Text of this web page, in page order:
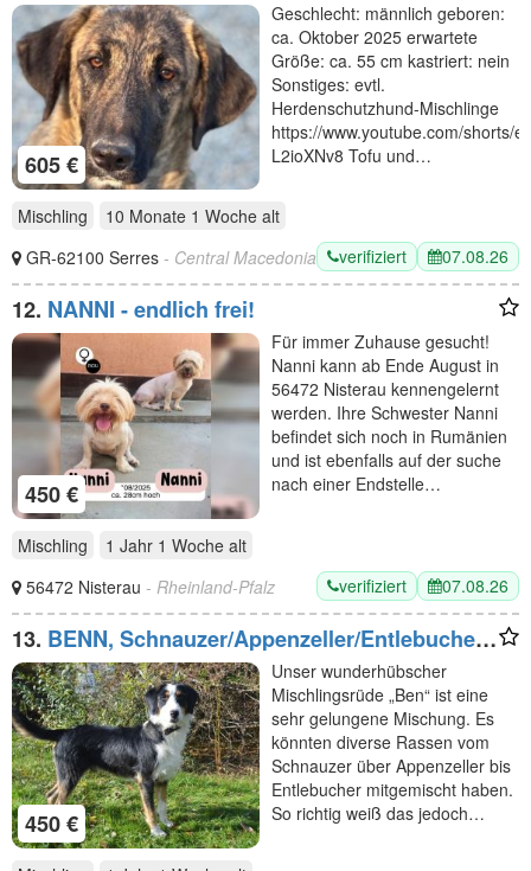
605 €
Geschlecht: männlich geboren:
ca. Oktober 2025 erwartete
Größe: ca. 55 cm kastriert: nein
Sonstiges: evtl.
Herdenschutzhund-Mischlinge
https://www.youtube.com/shorts/
L2ioXNv8 Tofu und…
Mischling 10 Monate 1 Woche alt
GR-62100 Serres - Central Macedonia verifiziert 07.08.26
12. NANNI - endlich frei!
450 €
Für immer Zuhause gesucht!
Nanni kann ab Ende August in
56472 Nisterau kennengelernt
werden. Ihre Schwester Nanni
befindet sich noch in Rumänien
und ist ebenfalls auf der suche
nach einer Endstelle…
Mischling 1 Jahr 1 Woche alt
56472 Nisterau - Rheinland-Pfalz verifiziert 07.08.26
13. BENN, Schnauzer/Appenzeller/Entlebucher
Mischling (kastriert) SGB 450,00 €
450 €
Unser wunderhübscher
Mischlingsrüde „Ben“ ist eine
sehr gelungene Mischung. Es
könnten diverse Rassen vom
Schnauzer über Appenzeller bis
Entlebucher mitgemischt haben.
So richtig weiß das jedoch…